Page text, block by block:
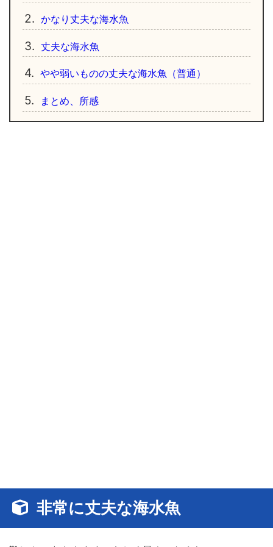
2. かなり丈夫な海水魚
3. 丈夫な海水魚
4. やや弱いものの丈夫な海水魚（普通）
5. まとめ、所感
非常に丈夫な海水魚